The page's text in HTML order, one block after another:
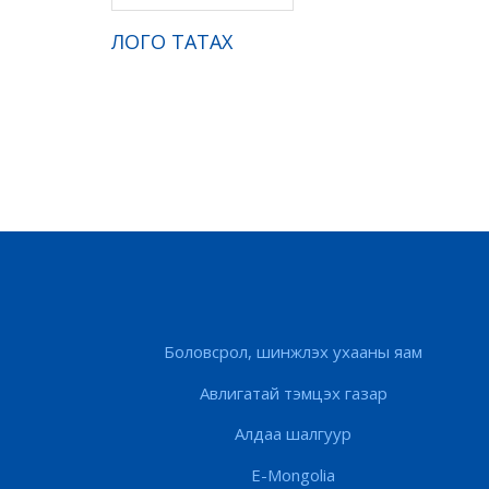
ЛОГО ТАТАХ
Боловсрол, шинжлэх ухааны яам
Авлигатай тэмцэх газар
Алдаа шалгуур
E-Mongolia